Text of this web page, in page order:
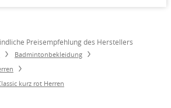
Preisempfehlung des Herstellers
Badmintonbekleidung
kurz rot Herren